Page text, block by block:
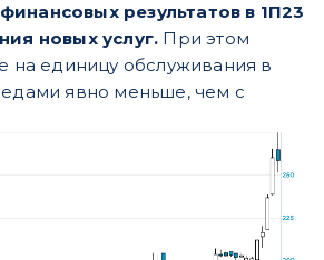
результатов в 1П23
новых услуг. При этом
на единицу обслуживания в
явно меньше, чем с